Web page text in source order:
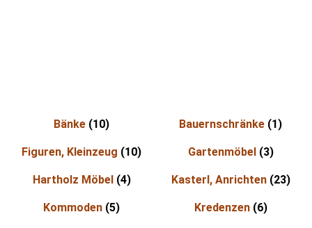
Bänke (10) Bauernschränke (1)
Figuren, Kleinzeug (10) Gartenmöbel (3)
Hartholz Möbel (4) Kasterl, Anrichten (23)
Kommoden (5) Kredenzen (6)